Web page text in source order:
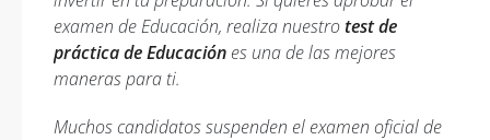
examen de Educación, realiza nuestro test de
práctica de Educación es una de las mejores
maneras para ti.
Muchos candidatos suspenden el examen oficial de